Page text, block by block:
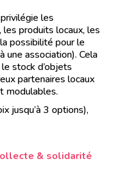
les
produits locaux, les
possibilité pour le
une association). Cela
stock d’objets
partenaires locaux
modulables.
jusqu’à 3 options),
& solidarité